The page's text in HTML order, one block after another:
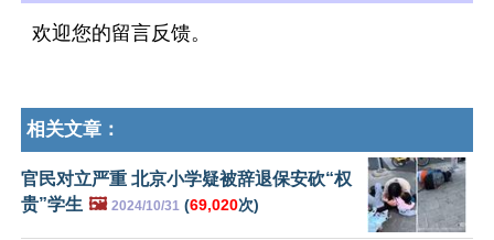
欢迎您的留言反馈。
相关文章：
官民对立严重 北京小学疑被辞退保安砍“权
贵”学生 🖼️ 2024/10/31 (69,020次)